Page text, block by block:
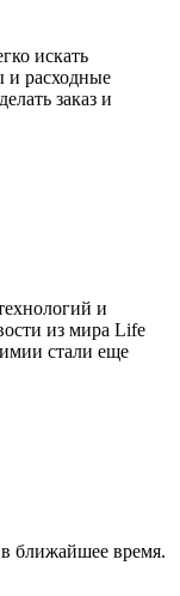
искать
и расходные
заказ и
и
из мира Life
стали еще
ближайшее время.